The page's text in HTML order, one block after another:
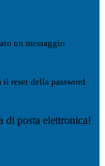
un messaggio
reset della password
di posta elettronica!